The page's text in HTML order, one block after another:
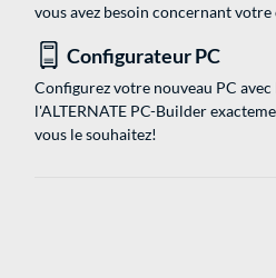
vous avez besoin concernant votre
Configurateur PC
Configurez votre nouveau PC avec
l'ALTERNATE PC-Builder
vous le souhaitez!